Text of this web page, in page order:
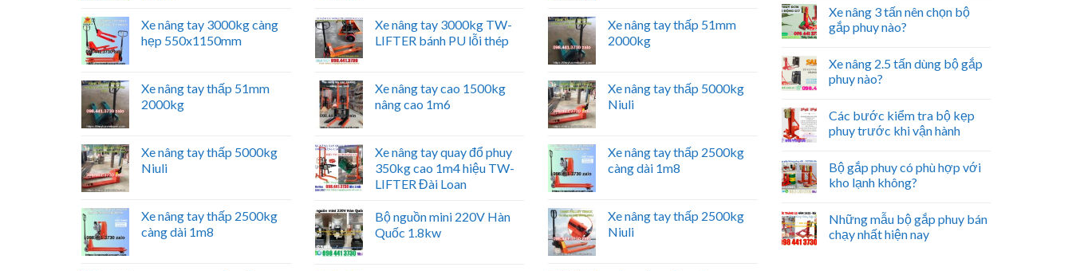
Xe nâng tay 3000kg càng
hẹp 550x1150mm
Xe nâng tay thấp 51mm
2000kg
Xe nâng tay thấp 5000kg
Niuli
Xe nâng tay thấp 2500kg
càng dài 1m8
Xe nâng tay 3000kg TW-
LIFTER bánh PU lỗi thép
Xe nâng tay cao 1500kg
nâng cao 1m6
Xe nâng tay quay đổ phuy
350kg cao 1m4 hiệu TW-
LIFTER Đài Loan
Bộ nguồn mini 220V Hàn
Quốc 1.8kw
Xe nâng tay thấp 51mm
2000kg
Xe nâng tay thấp 5000kg
Niuli
Xe nâng tay thấp 2500kg
càng dài 1m8
Xe nâng tay thấp 2500kg
Niuli
Xe nâng 3 tấn nên chọn bộ
gắp phuy nào?
Xe nâng 2.5 tấn dùng bộ gắp
phuy nào?
Các bước kiểm tra bộ kẹp
phuy trước khi vận hành
Bộ gắp phuy có phù hợp với
kho lạnh không?
Những mẫu bộ gắp phuy bán
chạy nhất hiện nay